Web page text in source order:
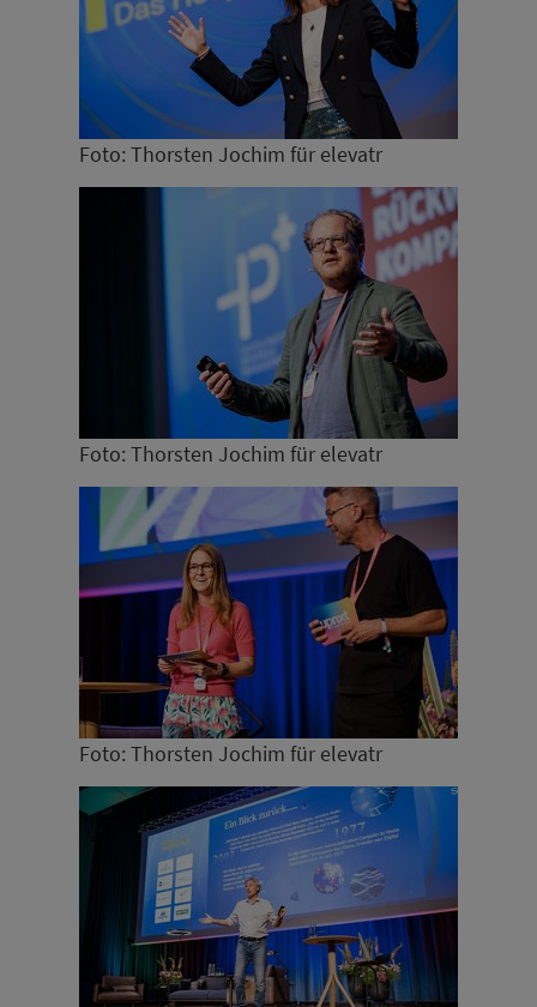
Foto: Thorsten Jochim für elevatr
Foto: Thorsten Jochim für elevatr
Foto: Thorsten Jochim für elevatr